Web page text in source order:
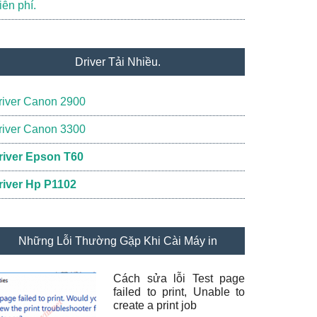
phí.
Driver Tải Nhiều.
Canon 2900
Canon 3300
Epson T60
Hp P1102
Những Lỗi Thường Gặp Khi Cài Máy in
Cách sửa lỗi Test page
failed to print, Unable to
create a print job